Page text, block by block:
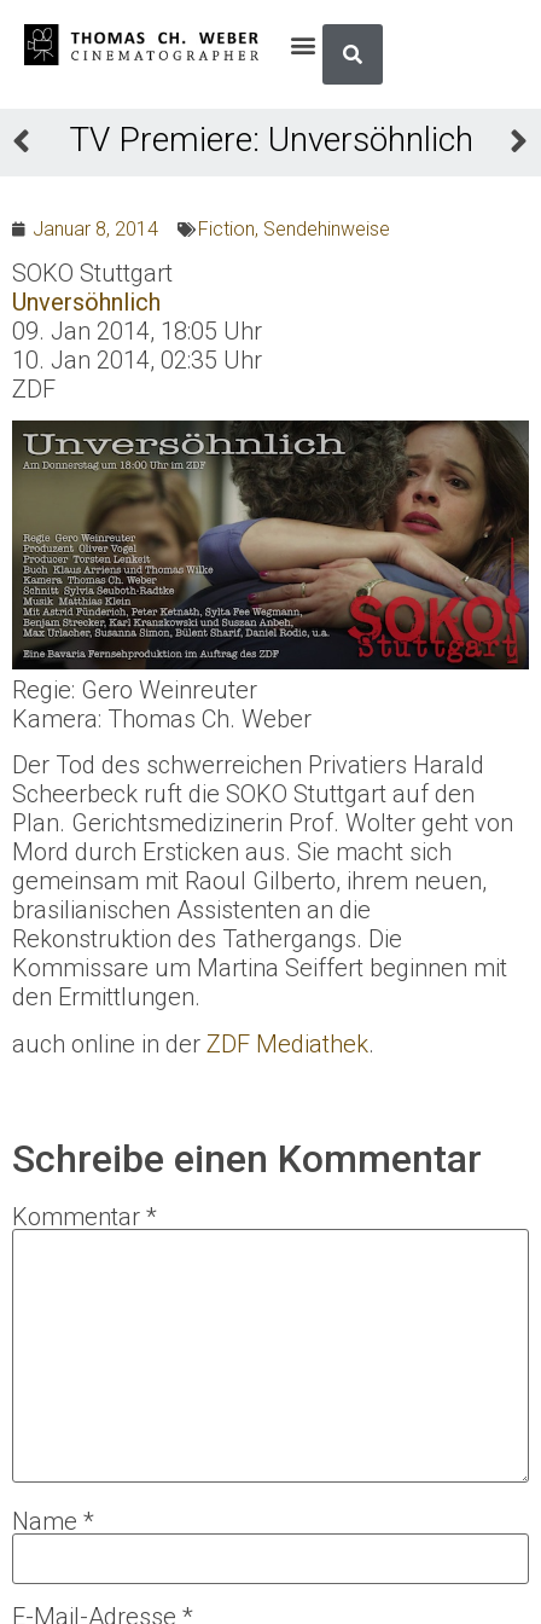
TV Premiere: Unversöhnlich
Januar 8, 2014 Fiction, Sendehinweise
SOKO Stuttgart
Unversöhnlich
09. Jan 2014, 18:05 Uhr
10. Jan 2014, 02:35 Uhr
ZDF
Regie: Gero Weinreuter
Kamera: Thomas Ch. Weber
Der Tod des schwerreichen Privatiers Harald
Scheerbeck ruft die SOKO Stuttgart auf den
Plan. Gerichtsmedizinerin Prof. Wolter geht von
Mord durch Ersticken aus. Sie macht sich
gemeinsam mit Raoul Gilberto, ihrem neuen,
brasilianischen Assistenten an die
Rekonstruktion des Tathergangs. Die
Kommissare um Martina Seiffert beginnen mit
den Ermittlungen.
auch online in der ZDF Mediathek.
Schreibe einen Kommentar
Kommentar *
Name *
E-Mail-Adresse *